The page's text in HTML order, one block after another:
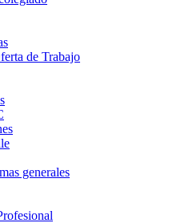
de Trabajo
generales